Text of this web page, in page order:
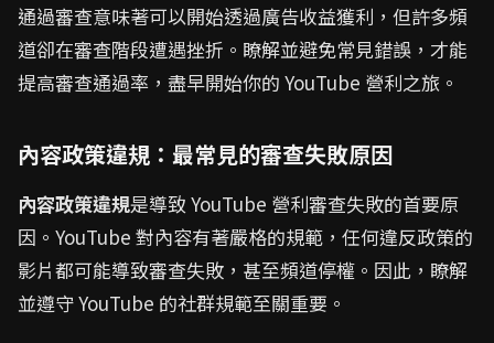
通過審查意味著可以開始透過廣告收益獲利，但許多頻
道卻在審查階段遭遇挫折。瞭解並避免常見錯誤，才能
提高審查通過率，盡早開始你的 YouTube 營利之旅。
內容政策違規：最常見的審查失敗原因
內容政策違規是導致 YouTube 營利審查失敗的首要原
因。YouTube 對內容有著嚴格的規範，任何違反政策的
影片都可能導致審查失敗，甚至頻道停權。因此，瞭解
並遵守 YouTube 的社群規範至關重要。